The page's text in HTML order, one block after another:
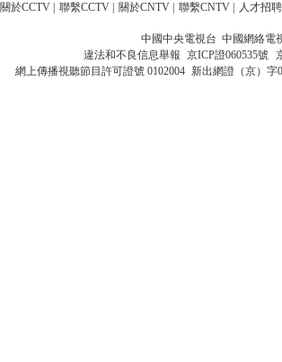
關於CCTV 聯繫CCTV 關於CNTV 聯繫CNTV 人才招聘
中國中央電視台 中國網絡電
違法和不良信息舉報 京ICP證060535號
網上傳播視聽節目許可證號 0102004 新出網證（京）